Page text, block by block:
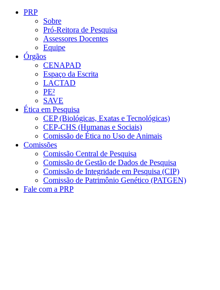
Conteúdo principal
PRP
Sobre
Pró-Reitora de Pesquisa
Assessores Docentes
Equipe
Órgãos
CENAPAD
Espaço da Escrita
LACTAD
PE²
SAVE
Ética em Pesquisa
CEP (Biológicas, Exatas e Tecnológicas)
CEP-CHS (Humanas e Sociais)
Comissão de Ética no Uso de Animais
Comissões
Comissão Central de Pesquisa
Comissão de Gestão de Dados de Pesquisa
Comissão de Integridade em Pesquisa (CIP)
Comissão de Patrimônio Genético (PATGEN)
Fale com a PRP